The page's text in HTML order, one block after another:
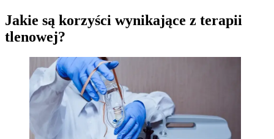
Jakie są korzyści wynikające z terapii
tlenowej?